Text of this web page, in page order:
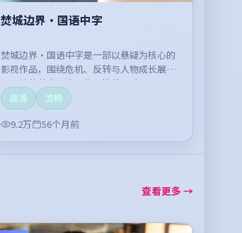
焚城边界·国语中字
焚城边界·国语中字是一部以悬疑为核心的
影视作品，围绕危机、反转与人物成长展
开，整体节奏紧凑，值得推荐观看。
高清
流畅
9.2万
56个月前
查看更多 →